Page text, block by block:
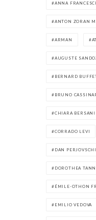
ANNA
ANTON ZORAN
ARMAN
AUGUSTE
BERNARD
BRUNO
CHIARA BERSANI
CORRADO LEVI
DAN PERJOVSCHI
DOROTHEA
ÉMILE-OTHON
EMILIO VEDOVA